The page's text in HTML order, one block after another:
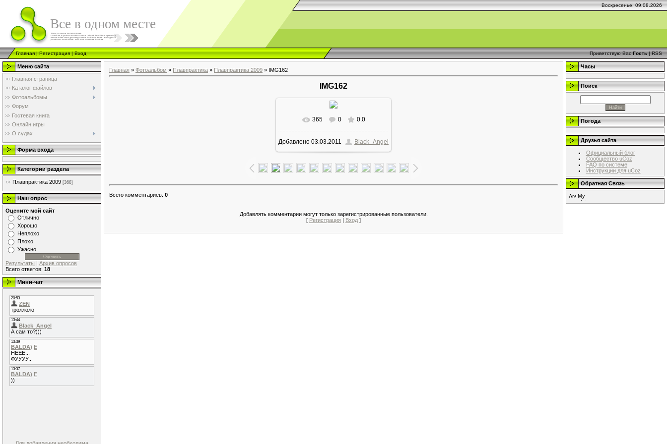
Воскресенье, 09.08.2026
Все в одном месте
Главная|Регистрация|Вход Приветствую Вас Гость|RSS
Меню сайта
Главная страница
Каталог файлов
Фотоальбомы
Форум
Гостевая книга
Онлайн игры
О судах
Форма входа
Категории раздела
Плавпрактика 2009 [368]
Наш опрос
Оцените мой сайт
Отлично
Хорошо
Неплохо
Плохо
Ужасно
Результаты | Архив опросов
Всего ответов: 18
Мини-чат
Главная » Фотоальбом » Плавпрактика » Плавпрактика 2009 » IMG162
IMG162
365 0 0.0
Добавлено 03.03.2011 Black_Angel
Всего комментариев: 0
Добавлять комментарии могут только зарегистрированные пользователи.
[ Регистрация | Вход ]
Часы
Поиск
Погода
Друзья сайта
Официальный блог
Сообщество uCoz
FAQ по системе
Инструкции для uCoz
Обратная Связь